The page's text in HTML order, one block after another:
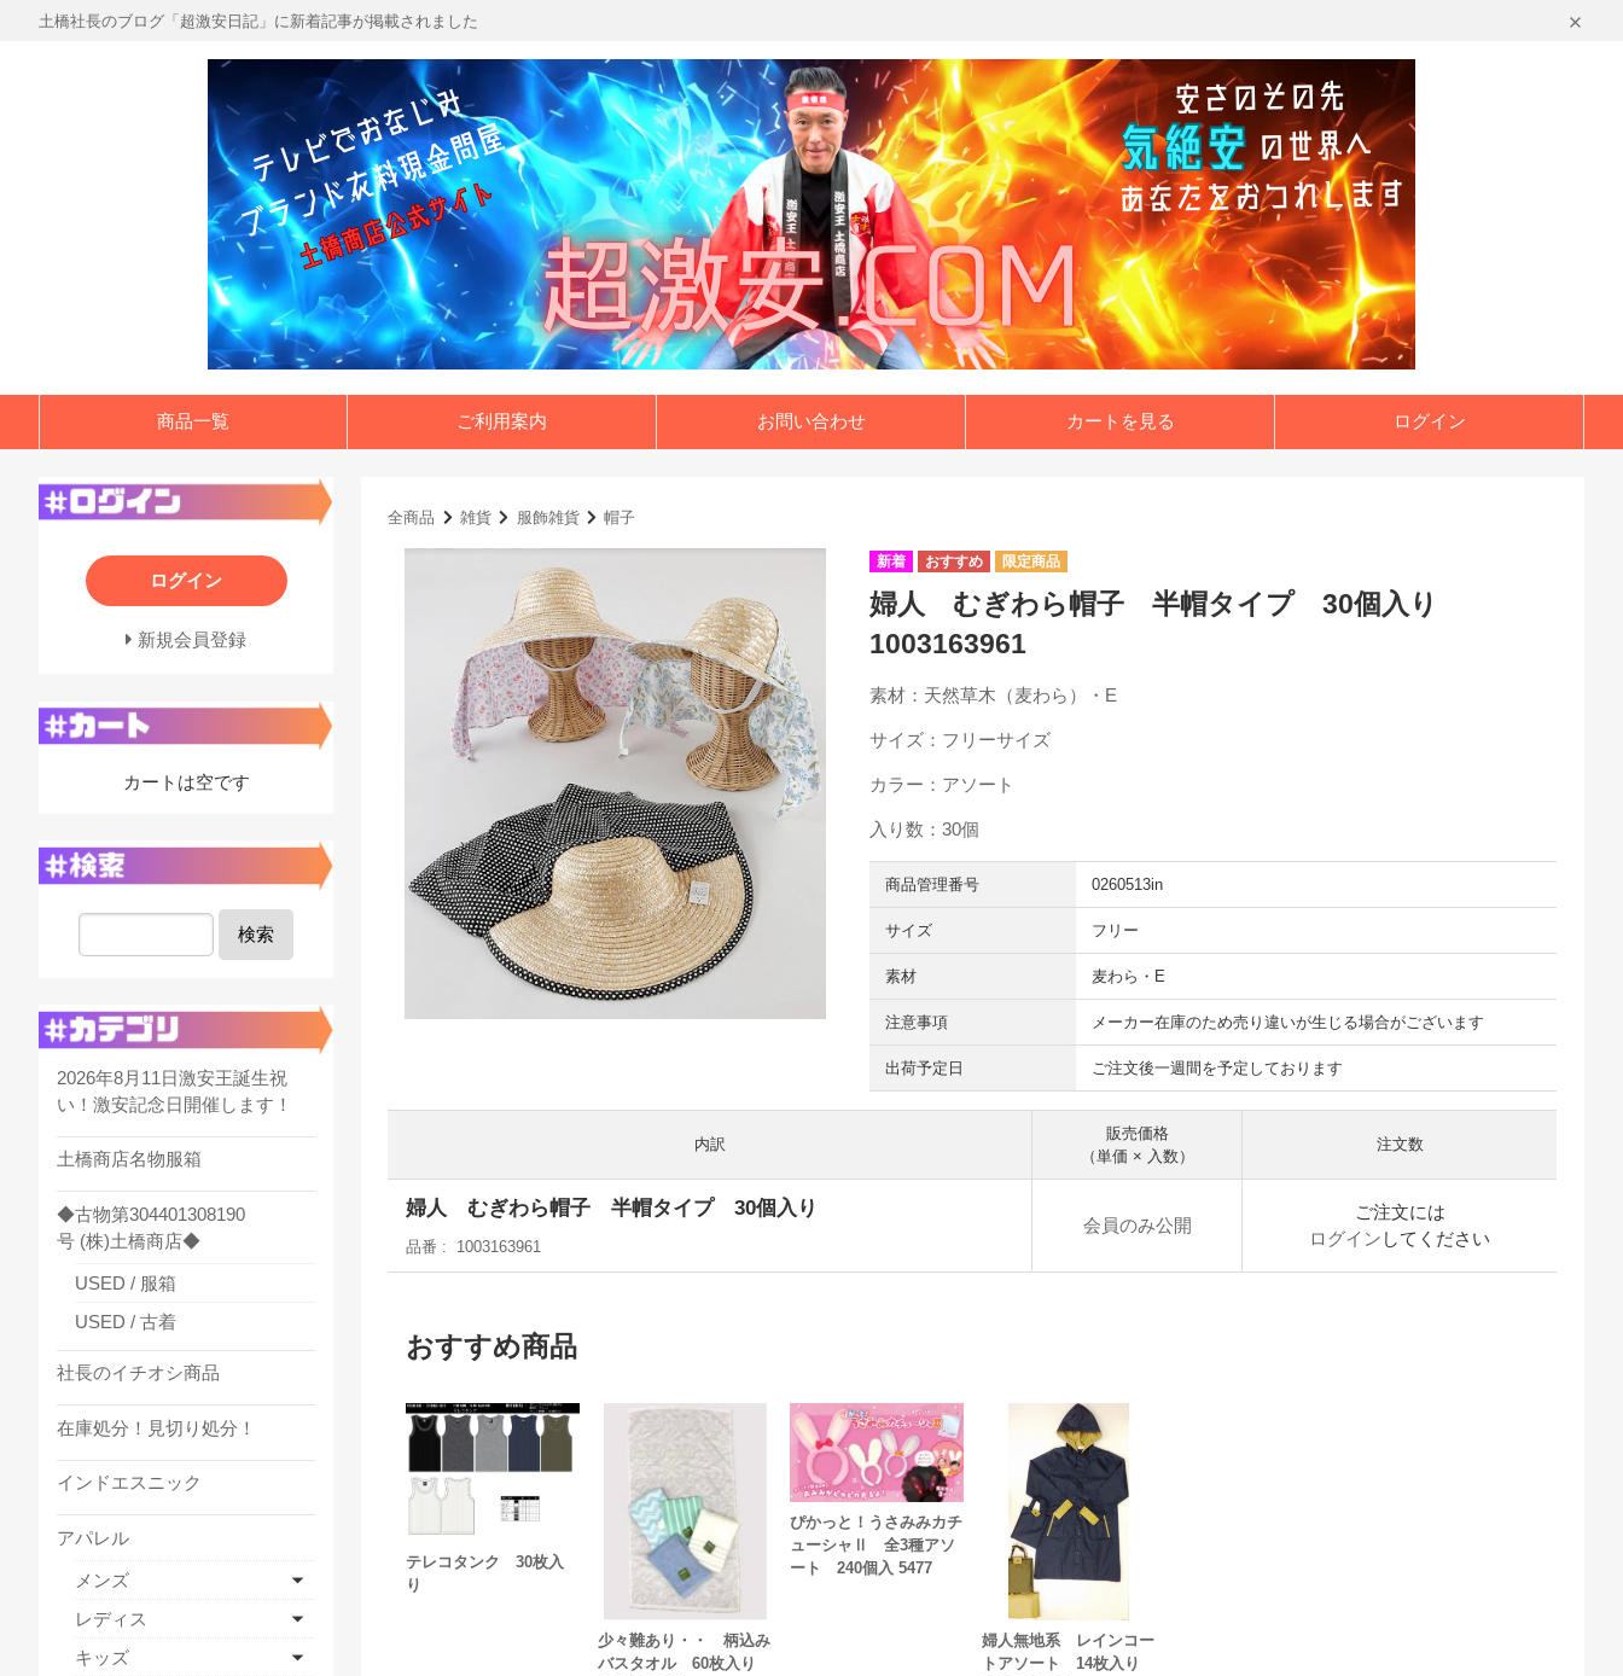
土橋社長のブログ「超激安日記」に新着記事が掲載されました
商品一覧 ご利用案内 お問い合わせ カートを見る ログイン
全商品 雑貨 服飾雑貨 帽子
婦人 むぎわら帽子 半帽タイプ 30個入り
1003163961
素材：天然草木（麦わら）・E
サイズ：フリーサイズ
カラー：アソート
入り数：30個
商品管理番号 0260513in
サイズ フリー
素材 麦わら・E
注意事項 メーカー在庫のため売り違いが生じる場合がございます
出荷予定日 ご注文後一週間を予定しております
内訳
販売価格
（単価 × 入数）
注文数
婦人 むぎわら帽子 半帽タイプ 30個入り
品番 1003163961
会員のみ公開
ご注文には
ログイン してください
おすすめ商品
テレコタンク 30枚入
り
少々難あり・・ 柄込み
バスタオル 60枚入り
ぴかっと！うさみみカチ
ューシャⅡ 全3種アソ
ート 240個入 5477
婦人無地系 レインコー
トアソート 14枚入り
ログイン
新規会員登録
カートは空です
検索
2026年8月11日激安王誕生祝
い！激安記念日開催します！
土橋商店名物服箱
◆古物第304401308190
号 (株)土橋商店◆
USED / 服箱
USED / 古着
社長のイチオシ商品
在庫処分！見切り処分！
インドエスニック
アパレル
メンズ
レディス
キッズ